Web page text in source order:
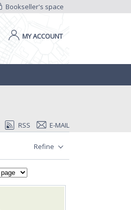
Bookseller's space
MY ACCOUNT
RSS E-MAIL
Refine